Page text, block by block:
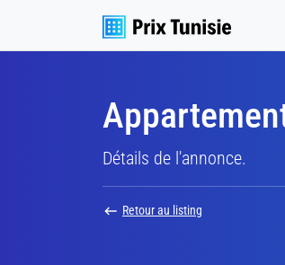
Détails de l'annonce.
Retour au listing